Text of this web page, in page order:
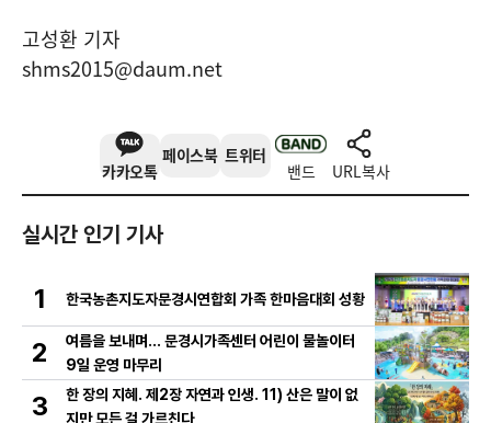
고성환 기자
shms2015@daum.net
카카오톡
페이스북 트위터
밴드 URL복사
실시간 인기 기사
1 한국농촌지도자문경시연합회 가족 한마음대회 성황
2
여름을 보내며… 문경시가족센터 어린이 물놀이터
9일 운영 마무리
3
한 장의 지혜. 제2장 자연과 인생. 11) 산은 말이 없
지만 모든 걸 가르친다